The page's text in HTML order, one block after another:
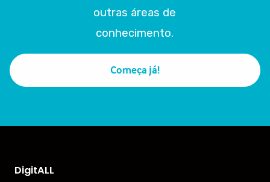
outras áreas de
conhecimento.
Começa já!
DigitALL